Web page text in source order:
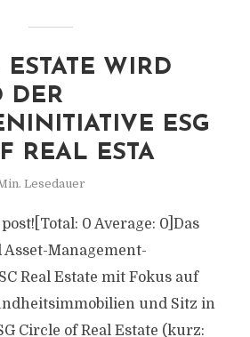
ESTATE WIRD
DER
ESG
REAL ESTA
Lesedauer
0 Average: 0]Das
Management-
Real Estate mit Fokus auf
und Sitz in
Circle of Real Estate (kurz: